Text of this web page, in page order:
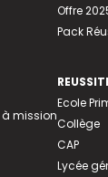
à mission
Offre
Pack
Ecole
Collège
CAP
Lycée